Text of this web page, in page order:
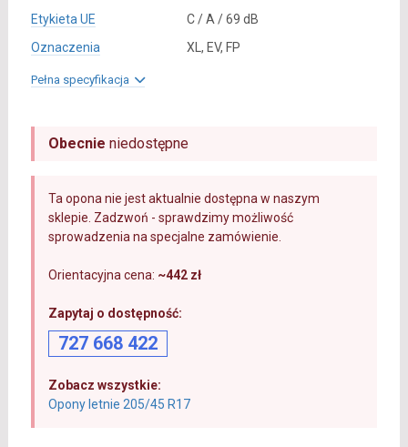
Etykieta UE
C / A / 69 dB
Oznaczenia
XL, EV, FP
Pełna specyfikacja
Obecnie niedostępne
Ta opona nie jest aktualnie dostępna w naszym
sklepie. Zadzwoń - sprawdzimy możliwość
sprowadzenia na specjalne zamówienie.
Orientacyjna cena: ~442 zł
Zapytaj o dostępność:
727 668 422
Zobacz wszystkie:
Opony letnie 205/45 R17